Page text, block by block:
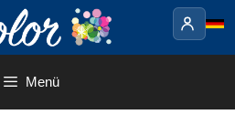
Menü